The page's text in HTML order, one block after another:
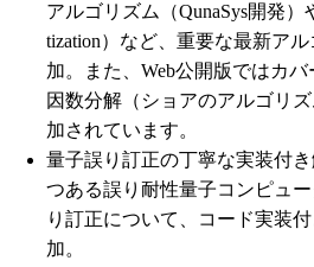
アルゴリズム（QunaSys開発
tization）など、重要な最新ア
加。また、Web公開版ではカ
因数分解（ショアのアルゴリ
加されています。
量子誤り訂正の丁寧な実装付
つある誤り耐性量子コンピュ
り訂正について、コード実装
加。